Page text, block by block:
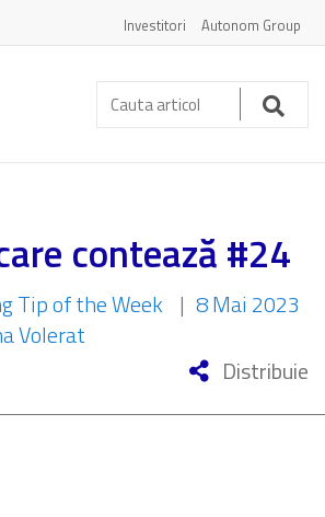
Investitori Autonom Group
Cauta
articol:
contează #24
Tip of the Week | 8 Mai 2023
Volerat
Distribuie